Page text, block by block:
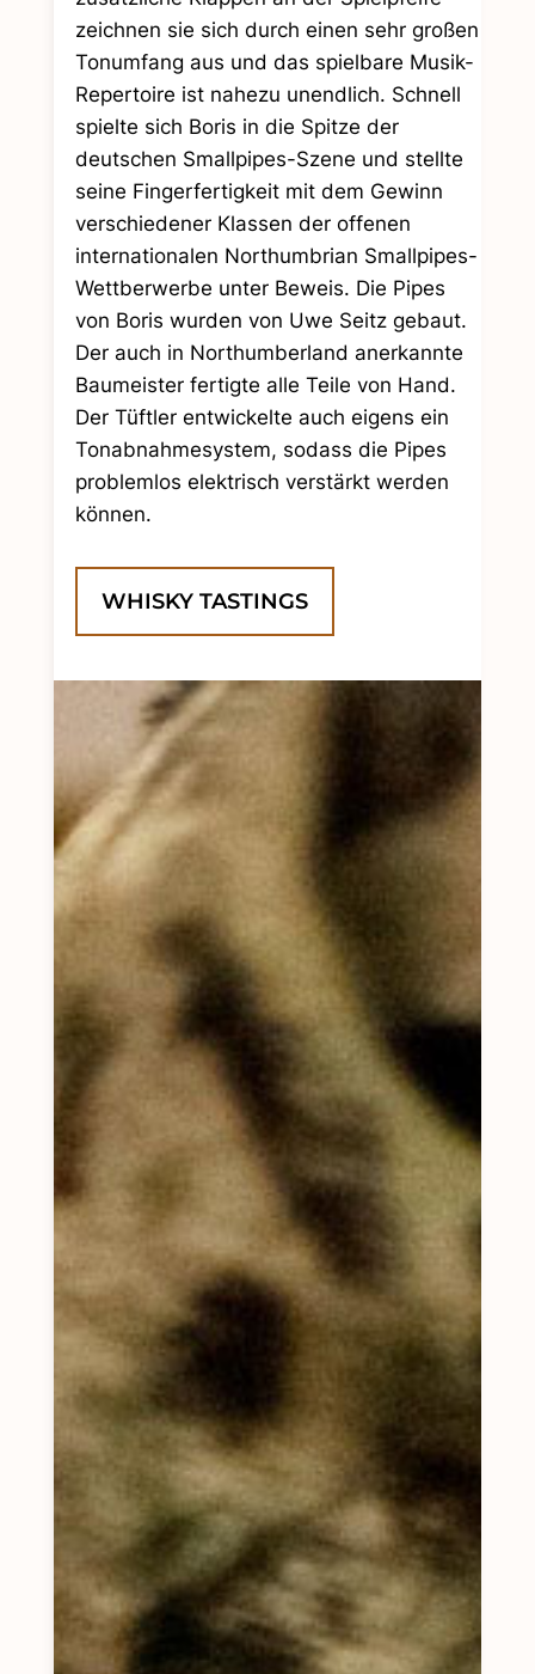
zeichnen sie sich durch einen sehr großen
Tonumfang aus und das spielbare Musik-
Repertoire ist nahezu unendlich. Schnell
spielte sich Boris in die Spitze der
deutschen Smallpipes-Szene und stellte
seine Fingerfertigkeit mit dem Gewinn
verschiedener Klassen der offenen
internationalen Northumbrian Smallpipes-
Wettberwerbe unter Beweis. Die Pipes
von Boris wurden von Uwe Seitz gebaut.
Der auch in Northumberland anerkannte
Baumeister fertigte alle Teile von Hand.
Der Tüftler entwickelte auch eigens ein
Tonabnahmesystem, sodass die Pipes
problemlos elektrisch verstärkt werden
können.
WHISKY TASTINGS